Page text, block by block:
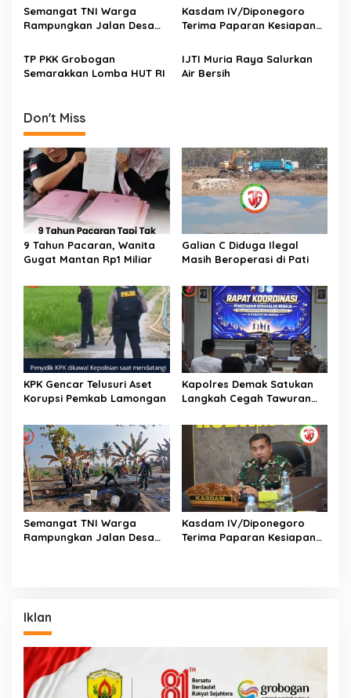
Semangat TNI Warga
Rampungkan Jalan Desa
Kasdam IV/Diponegoro
Terima Paparan Kesiapan
TP PKK Grobogan
Semarakkan Lomba HUT RI
IJTI Muria Raya Salurkan
Air Bersih
Don't Miss
9 Tahun Pacaran, Wanita
Gugat Mantan Rp1 Miliar
Galian C Diduga Ilegal
Masih Beroperasi di Pati
KPK Gencar Telusuri Aset
Korupsi Pemkab Lamongan
Kapolres Demak Satukan
Langkah Cegah Tawuran
Semangat TNI Warga
Rampungkan Jalan Desa
Kasdam IV/Diponegoro
Terima Paparan Kesiapan
Iklan